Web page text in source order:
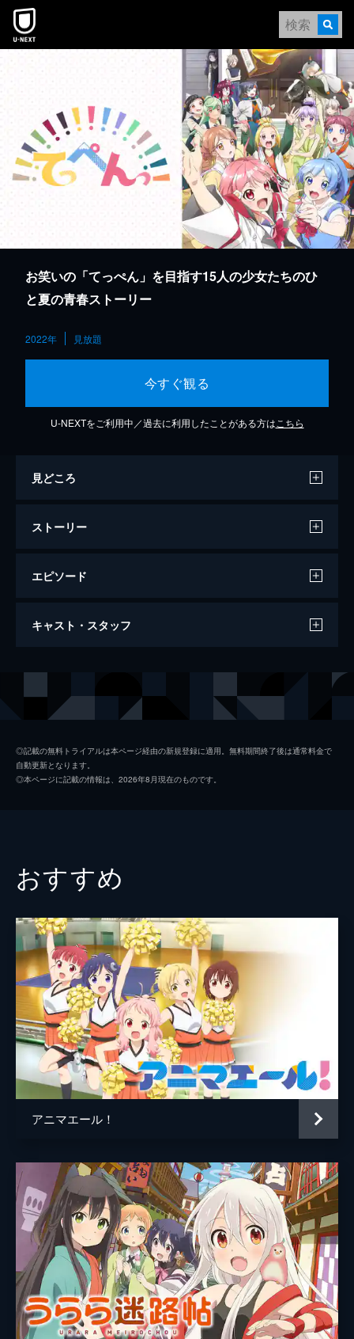
本文へスキップ
お笑いの「てっぺん」を目指す15人の少女たちのひ
と夏の青春ストーリー
2022年 見放題
今すぐ観る
U-NEXTをご利用中／過去に利用したことがある方は こちら
見どころ
ストーリー
エピソード
第1話 チキンの章
手権「てっぺんグランプリ」の地方予選を突
からさまざまな試練が課され...。
第2話 キャトルの章
ヤングワイワイ・高橋よもぎは、朝ランニン
グの帰りに、タカコ荘の入り口付近で絵馬を
第3話 悪代官の章
タカコ荘でお笑い活動に励む5組の女子高生
がめぐってきた。ただし、2組のみの条件つ
き。くじ引きの結果、弾丸クノイチとあくだ
れ王国が出演することになるのだが...。
24分
第4話 サロンの章
数々のでたらめなネット記事に翻弄されるタ
カコ荘の住人たち。一方、食堂にはPCの不
調に悪戦苦闘するセレブリ茶・白壁まこの姿
があった。細野ゆずが彼女を手助けしている
時、PCの画面上である記事を見つけ...。
学校の夏季登校日のため北海道へ一時帰省す
ることに。地元へのバスの中で、石屋もねは
北海道に伝わる7つの都市伝説について語
り、北斗ちほりは宇宙あるあるを口走る。
24分
第6話 粉の章
誠二が趣味のボディビルの大会のため、急き
ょ4日間寮を空けることに。留守番をするこ
とになったタカコ荘のお笑い少女たちは、役
割分担をして家事をこなすことに。ヤングワ
キャスト・スタッフ
高橋よもぎ 愛美
笠間ひな 葉月ひまり
六香亭ゆいな 小島菜々恵
石屋もね 鈴木愛奈
北斗ちほり 小山百代
清鶴かな 相良茉優
天野ちとせ 相羽あいな
秋鹿いろは 黒木ほの香
監督 渡部穏寛
キャラクターデザイン 大久保義之
キャラクター原案 なまむぎ
音楽 TECHNOBOYS PULCRAFT GREEN-FUND
アニメーション制作 ドライブ
◎記載の無料トライアルは本ページ経由の新規登録に適用。無料期間終了後は通常料金で
自動更新となります。
◎本ページに記載の情報は、2026年8月現在のものです。
おすすめ
アニマエール！